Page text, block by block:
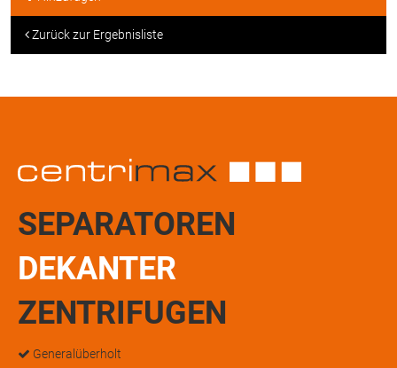
Zurück zur Ergebnisliste
SEPARATOREN
DEKANTER
ZENTRIFUGEN
Generalüberholt